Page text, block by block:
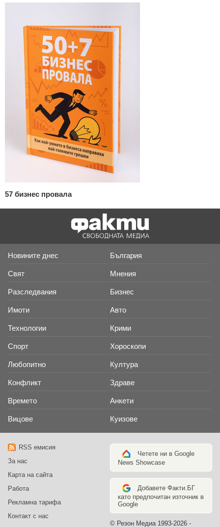
57 бизнес провала
Новините днес България
Свят Мнения
Разследвания Бизнес
Имоти Авто
Технологии Крими
Спорт Хороскопи
Любопитно Култура
Конфликт Здраве
Времето Анкети
Вицове Куизове
RSS емисия
За нас
Карта на сайта
Работа
Рекламна тарифа
Контакт с нас
Четете ни в Google
News Showcase
Добавете Факти.БГ
като предпочитан източник в
Google
© Резон Медиа 1993-2026 -